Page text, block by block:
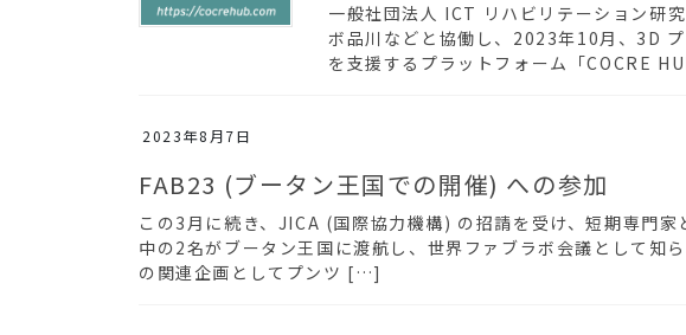
一般社団法人 ICT リハビリテーション研
ボ品川などと協働し、2023年10月、3D
を支援するプラットフォーム「COCRE
2023年8月7日
FAB23 (ブータン王国での開催) への参加
この3月に続き、JICA (国際協力機構) の招請を受け、短期専門
中の2名がブータン王国に渡航し、世界ファブラボ会議として知
の関連企画としてプンツ […]